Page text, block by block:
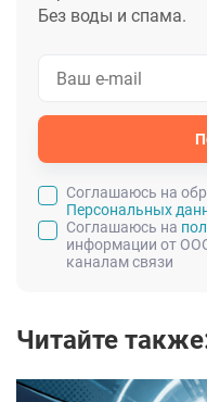
Без воды и спама.
Cоглашаюсь на
Персональных
Соглашаюсь на
информации от
каналам связи
Читайте